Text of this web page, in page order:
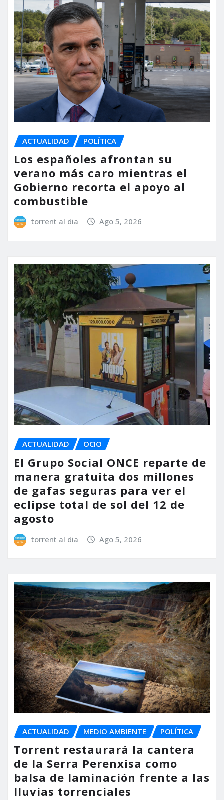
ACTUALIDAD POLÍTICA
Los españoles afrontan su
verano más caro mientras el
Gobierno recorta el apoyo al
combustible
torrent al dia Ago 5, 2026
ACTUALIDAD OCIO
El Grupo Social ONCE reparte de
manera gratuita dos millones
de gafas seguras para ver el
eclipse total de sol del 12 de
agosto
torrent al dia Ago 5, 2026
ACTUALIDAD MEDIO AMBIENTE POLÍTICA
Torrent restaurará la cantera
de la Serra Perenxisa como
balsa de laminación frente a las
lluvias torrenciales